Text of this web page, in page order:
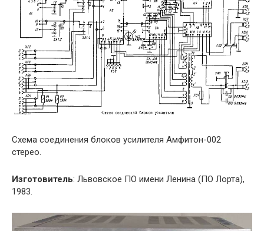
Схема соединения блоков усилителя Амфитон-002
стерео.
Изготовитель: Львовское ПО имени Ленина (ПО Лорта),
1983.